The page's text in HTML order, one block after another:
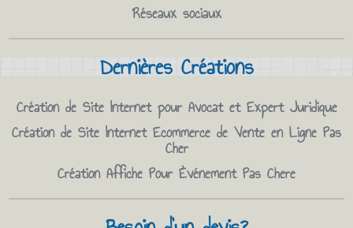
Réseaux sociaux
Dernières Créations
Création de Site Internet pour Avocat et Expert Juridique
Création de Site Internet Ecommerce de Vente en Ligne Pas
Cher
Création Affiche Pour Èvénement Pas Chere